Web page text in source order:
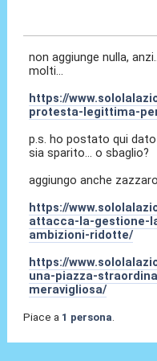
non aggiunge nulla,
molti...
https://
protesta-legittima-
p.s. ho postato qui
sia sparito... o sbaglio?
aggiungo anche
https://
attacca-la-gestione-
ambizioni-ridotte/
https://
una-piazza-
meravigliosa/
Piace a 1 persona.